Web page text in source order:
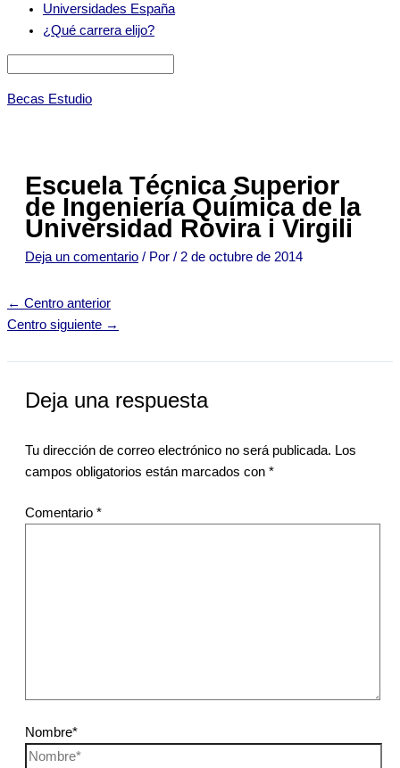
Universidades España
¿Qué carrera elijo?
Becas Estudio
Escuela Técnica Superior
de Ingeniería Química de la
Universidad Rovira i Virgili
Deja un comentario / Por / 2 de octubre de 2014
← Centro anterior
Centro siguiente →
Deja una respuesta
Tu dirección de correo electrónico no será publicada. Los
campos obligatorios están marcados con *
Comentario *
Nombre*